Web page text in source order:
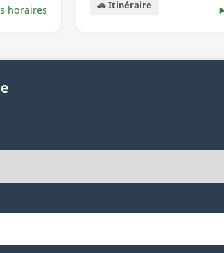
horaires 🚗 Itinéraire